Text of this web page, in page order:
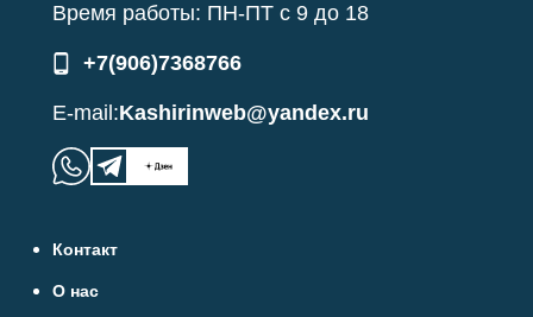
Время работы: ПН-ПТ с 9 до 18
+7(906)7368766
E-mail:Kashirinweb@yandex.ru
Контакт
О нас